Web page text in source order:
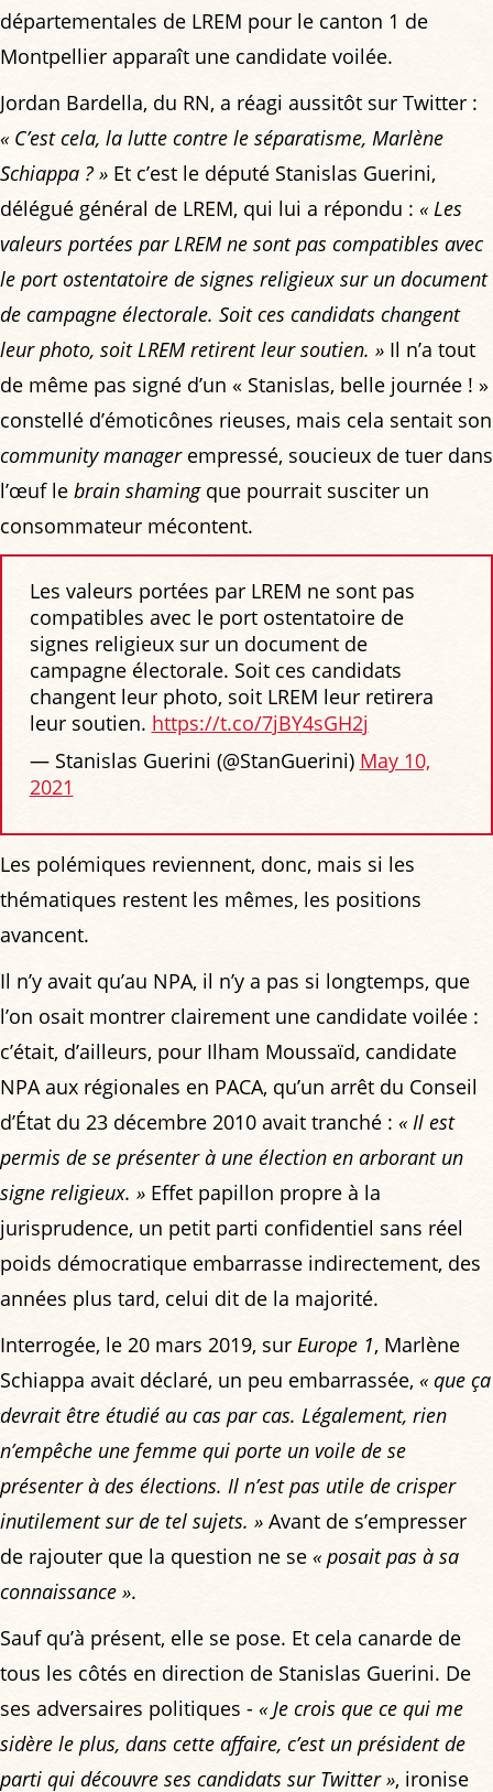
départementales de LREM pour le canton 1 de
Montpellier apparaît une candidate voilée.
Jordan Bardella, du RN, a réagi aussitôt sur Twitter :
« C’est cela, la lutte contre le séparatisme, Marlène
Schiappa ? » Et c’est le député Stanislas Guerini,
délégué général de LREM, qui lui a répondu : « Les
valeurs portées par LREM ne sont pas compatibles avec
le port ostentatoire de signes religieux sur un document
de campagne électorale. Soit ces candidats changent
leur photo, soit LREM retirent leur soutien. » Il n’a tout
de même pas signé d’un « Stanislas, belle journée ! »
constellé d’émoticônes rieuses, mais cela sentait son
community managerempressé, soucieux de tuer dans
l’œuf le brain shamingque pourrait susciter un
consommateur mécontent.
Les valeurs portées par LREM ne sont pas
compatibles avec le port ostentatoire de
signes religieux sur un document de
campagne électorale. Soit ces candidats
changent leur photo, soit LREM leur retirera
leur soutien. https://t.co/7jBY4sGH2j
— Stanislas Guerini (@StanGuerini) May 10,
2021
Les polémiques reviennent, donc, mais si les
thématiques restent les mêmes, les positions
avancent.
Il n’y avait qu’au NPA, il n’y a pas si longtemps, que
l’on osait montrer clairement une candidate voilée :
c’était, d’ailleurs, pour Ilham Moussaïd, candidate
NPA aux régionales en PACA, qu’un arrêt du Conseil
d’État du 23 décembre 2010 avait tranché : « Il est
permis de se présenter à une élection en arborant un
signe religieux. » Effet papillon propre à la
jurisprudence, un petit parti confidentiel sans réel
poids démocratique embarrasse indirectement, des
années plus tard, celui dit de la majorité.
Interrogée, le 20 mars 2019, sur Europe 1, Marlène
Schiappa avait déclaré, un peu embarrassée, « que ça
devrait être étudié au cas par cas. Légalement, rien
n’empêche une femme qui porte un voile de se
présenter à des élections. Il n’est pas utile de crisper
inutilement sur de tel sujets. » Avant de s’empresser
de rajouter que la question ne se « posait pas à sa
connaissance ».
Sauf qu’à présent, elle se pose. Et cela canarde de
tous les côtés en direction de Stanislas Guerini. De
ses adversaires politiques - « Je crois que ce qui me
sidère le plus, dans cette affaire, c’est un président de
parti qui découvre ses candidats sur Twitter », ironise